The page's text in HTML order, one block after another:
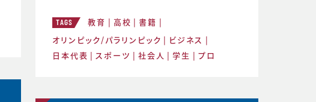
られるような状況が度々起こりますが、 C
S バランスを意識してその時できる最高
のことにチャレンジする習慣が身につく
TAGS 教育 高校
書籍
オリンピック/パラリンピック
ビジネス
日本代表
スポーツ 社会人 学生 プロ